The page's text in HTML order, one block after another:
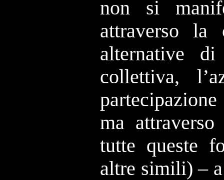
non si
attraverso la
alternative
collettiva,
ma
tutte queste
altre simili) –